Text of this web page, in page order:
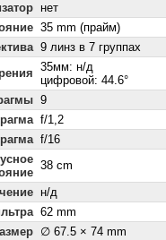
нет
35 mm (прайм)
9 линз в 7 группах
35мм: н/д
цифровой: 44.6°
9
f/1,2
f/16
38 cm
н/д
62 mm
∅ 67.5 × 74 mm